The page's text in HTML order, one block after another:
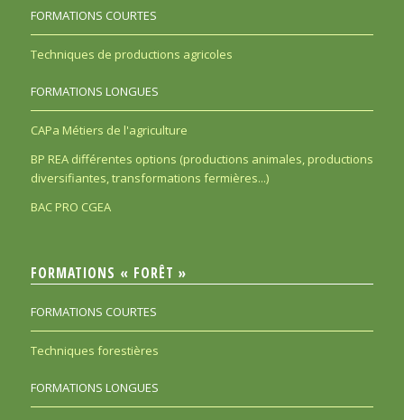
FORMATIONS COURTES
Techniques de productions agricoles
FORMATIONS LONGUES
CAPa Métiers de l'agriculture
BP REA différentes options (productions animales, productions
diversifiantes, transformations fermières...)
BAC PRO CGEA
FORMATIONS « FORÊT »
FORMATIONS COURTES
Techniques forestières
FORMATIONS LONGUES